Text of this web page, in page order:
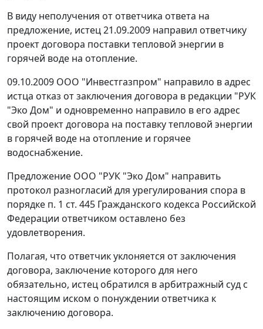
В виду неполучения от ответчика ответа на
предложение, истец 21.09.2009 направил ответчику
проект договора поставки тепловой энергии в
горячей воде на отопление.
09.10.2009 ООО "Инвестгазпром" направило в адрес
истца отказ от заключения договора в редакции "РУК
"Эко Дом" и одновременно направило в его адрес
свой проект договора на поставку тепловой энергии
в горячей воде на отопление и горячее
водоснабжение.
Предложение ООО "РУК "Эко Дом" направить
протокол разногласий для урегулирования спора в
порядке п. 1 ст. 445 Гражданского кодекса Российской
Федерации ответчиком оставлено без
удовлетворения.
Полагая, что ответчик уклоняется от заключения
договора, заключение которого для него
обязательно, истец обратился в арбитражный суд с
настоящим иском о понуждении ответчика к
заключению договора.